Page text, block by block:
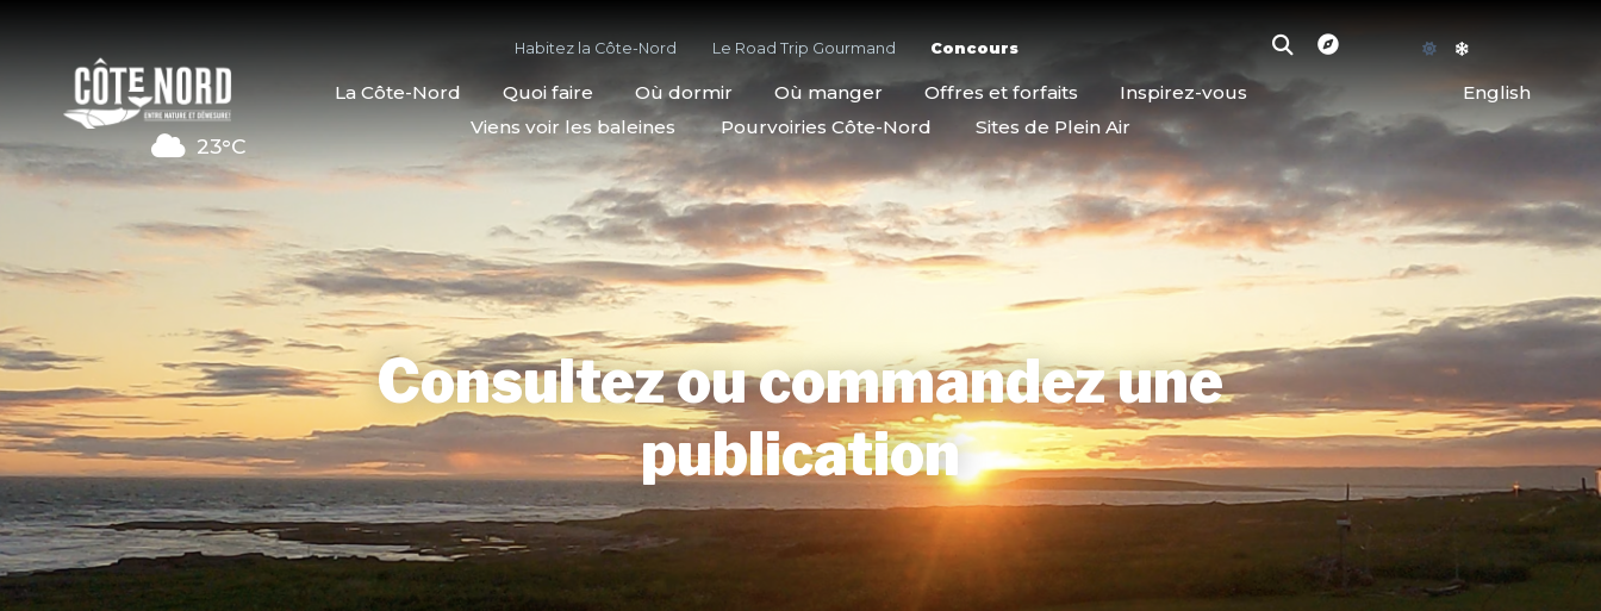
23°C
Habitez la Côte-Nord Le Road Trip Gourmand Concours
La Côte-Nord Quoi faire Où dormir Où manger Offres et forfaits Inspirez-vous
English
Viens voir les baleines
Pourvoiries Côte-Nord Sites de Plein Air
Consultez ou commandez une
publication